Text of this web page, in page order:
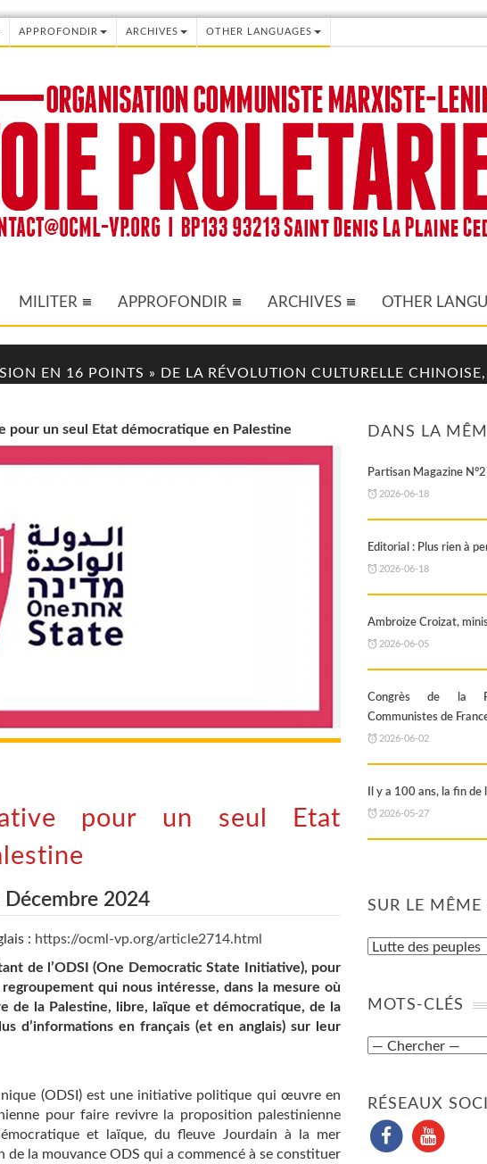
APPROFONDIR ARCHIVES OTHER LANGUAGES
MILITER APPROFONDIR ARCHIVES OTHER
EN 16 POINTS » DE LA RÉVOLUTION CULTURELLE
pour un seul Etat démocratique en Palestine
pour un seul Etat
2024
: https://ocml-vp.org/article2714.html
de l’ODSI (One Democratic State Initiative), pour
qui nous intéresse, dans la mesure où
de la Palestine, libre, laïque et démocratique, de la
d’informations en français (et en anglais) sur leur
(ODSI) est une initiative politique qui œuvre en
pour faire revivre la proposition palestinienne
et laïque, du fleuve Jourdain à la mer
de la mouvance ODS qui a commencé à se constituer
DANS LA
Partisan Magazine
2026-06-18
Editorial : Plus rien à
2026-06-18
Ambroize Croizat,
2026-06-05
Congrès de la
Communistes de
2026-06-02
Il y a 100 ans, la fin de
2026-05-27
SUR LE MÊME
MOTS-CLÉS
RÉSEAUX